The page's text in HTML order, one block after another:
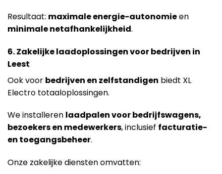
Resultaat: maximale energie-autonomieen
minimale netafhankelijkheid.
6. Zakelijke laadoplossingen voor bedrijven in
Leest
Ook voor bedrijven en zelfstandigen biedt XL
Electro totaaloplossingen.
We installeren laadpalen voor bedrijfswagens,
bezoekers en medewerkers, inclusief facturatie-
en toegangsbeheer.
Onze zakelijke diensten omvatten: